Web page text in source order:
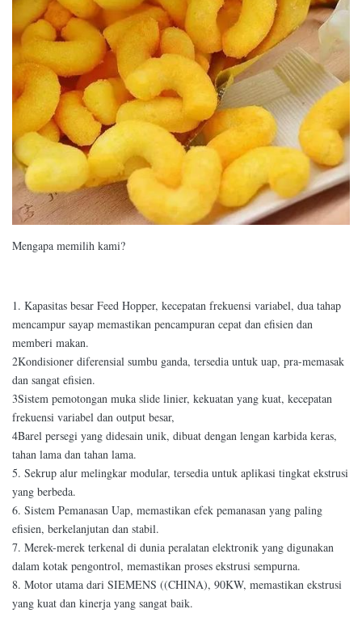
Mengapa memilih kami?
1. Kapasitas besar Feed Hopper, kecepatan frekuensi variabel, dua tahap
mencampur sayap memastikan pencampuran cepat dan efisien dan
memberi makan.
2Kondisioner diferensial sumbu ganda, tersedia untuk uap, pra-memasak
dan sangat efisien.
3Sistem pemotongan muka slide linier, kekuatan yang kuat, kecepatan
frekuensi variabel dan output besar,
4Barel persegi yang didesain unik, dibuat dengan lengan karbida keras,
tahan lama dan tahan lama.
5. Sekrup alur melingkar modular, tersedia untuk aplikasi tingkat ekstrusi
yang berbeda.
6. Sistem Pemanasan Uap, memastikan efek pemanasan yang paling
efisien, berkelanjutan dan stabil.
7. Merek-merek terkenal di dunia peralatan elektronik yang digunakan
dalam kotak pengontrol, memastikan proses ekstrusi sempurna.
8. Motor utama dari SIEMENS ((CHINA), 90KW, memastikan ekstrusi
yang kuat dan kinerja yang sangat baik.